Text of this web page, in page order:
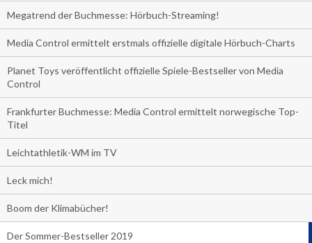
Megatrend der Buchmesse: Hörbuch-Streaming!
Media Control ermittelt erstmals offizielle digitale Hörbuch-Charts
Planet Toys veröffentlicht offizielle Spiele-Bestseller von Media
Control
Frankfurter Buchmesse: Media Control ermittelt norwegische Top-
Titel
Leichtathletik-WM im TV
Leck mich!
Boom der Klimabücher!
Der Sommer-Bestseller 2019